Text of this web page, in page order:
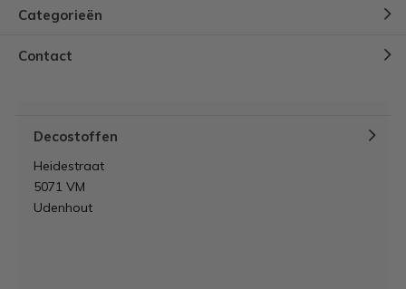
Categorieën
Contact
Decostoffen
Heidestraat
5071 VM
Udenhout